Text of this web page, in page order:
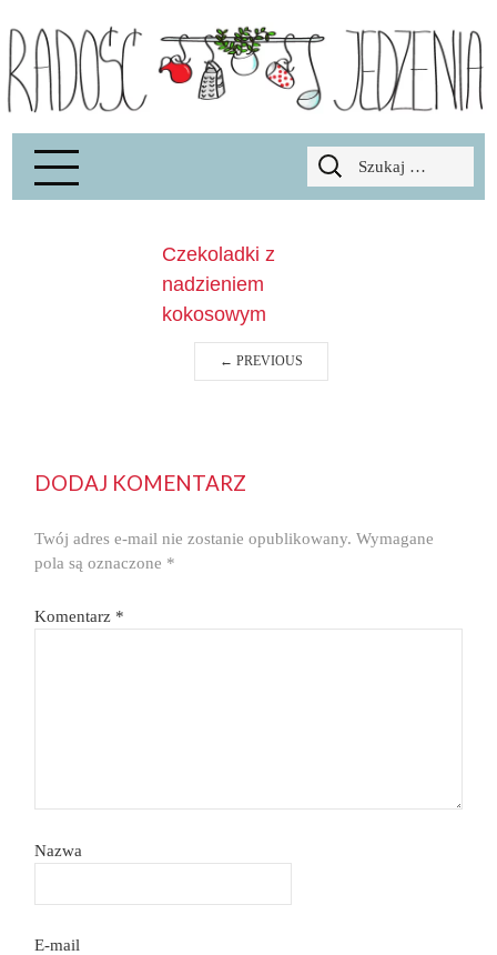
Radość Jedzenia – blog kulinarny
Szukaj:
Czekoladki z
nadzieniem
kokosowym
← PREVIOUS
DODAJ KOMENTARZ
Twój adres e-mail nie zostanie opublikowany. Wymagane
pola są oznaczone *
Komentarz *
Nazwa
E-mail